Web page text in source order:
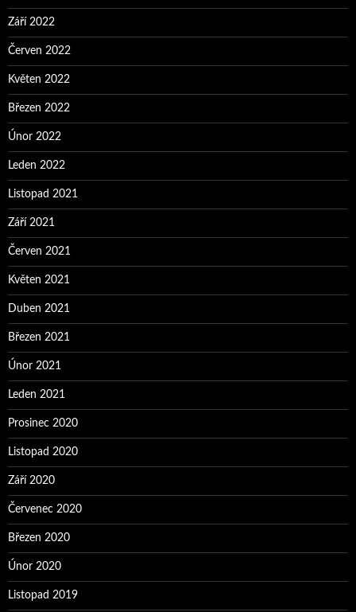
Září 2022
Červen 2022
Květen 2022
Březen 2022
Únor 2022
Leden 2022
Listopad 2021
Září 2021
Červen 2021
Květen 2021
Duben 2021
Březen 2021
Únor 2021
Leden 2021
Prosinec 2020
Listopad 2020
Září 2020
Červenec 2020
Březen 2020
Únor 2020
Listopad 2019